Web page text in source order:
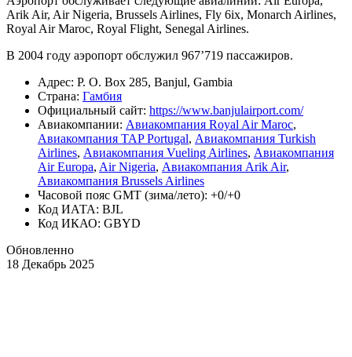
Arik Air, Air Nigeria, Brussels Airlines, Fly 6ix, Monarch Airlines,
Royal Air Maroc, Royal Flight, Senegal Airlines.
В 2004 году аэропорт обслужил 967’719 пассажиров.
Адрес: P. O. Box 285, Banjul, Gambia
Страна: Гамбия
Официальный cайт: https://www.banjulairport.com/
Авиакомпании: Авиакомпания Royal Air Maroc,
Авиакомпания TAP Portugal, Авиакомпания Turkish
Airlines, Авиакомпания Vueling Airlines, Авиакомпания
Air Europa, Air Nigeria, Авиакомпания Arik Air,
Авиакомпания Brussels Airlines
Часовой пояс GMT (зима/лето): +0/+0
Код ИАТА: BJL
Код ИКАО: GBYD
Обновленно
18 Декабрь 2025